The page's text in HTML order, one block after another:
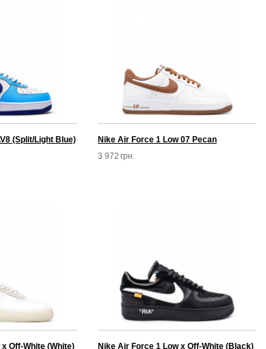
(Split/Light Blue)
Nike Air Force 1 Low 07 Pecan
3 972 грн.
Off-White (White) Nike Air Force 1 Low x Off-White (Black)